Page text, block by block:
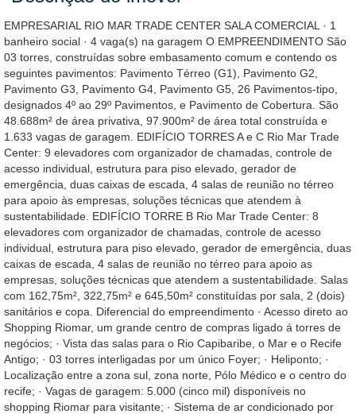
EMPRESARIAL RIO MAR TRADE CENTER SALA COMERCIAL · 1
banheiro social · 4 vaga(s) na garagem O EMPREENDIMENTO São
03 torres, construídas sobre embasamento comum e contendo os
seguintes pavimentos: Pavimento Térreo (G1), Pavimento G2,
Pavimento G3, Pavimento G4, Pavimento G5, 26 Pavimentos-tipo,
designados 4º ao 29º Pavimentos, e Pavimento de Cobertura. São
48.688m² de área privativa, 97.900m² de área total construída e
1.633 vagas de garagem. EDIFÍCIO TORRES A e C Rio Mar Trade
Center: 9 elevadores com organizador de chamadas, controle de
acesso individual, estrutura para piso elevado, gerador de
emergência, duas caixas de escada, 4 salas de reunião no térreo
para apoio às empresas, soluções técnicas que atendem à
sustentabilidade. EDIFÍCIO TORRE B Rio Mar Trade Center: 8
elevadores com organizador de chamadas, controle de acesso
individual, estrutura para piso elevado, gerador de emergência, duas
caixas de escada, 4 salas de reunião no térreo para apoio as
empresas, soluções técnicas que atendem a sustentabilidade. Salas
com 162,75m², 322,75m² e 645,50m² constituídas por sala, 2 (dois)
sanitários e copa. Diferencial do empreendimento · Acesso direto ao
Shopping Riomar, um grande centro de compras ligado á torres de
negócios; · Vista das salas para o Rio Capibaribe, o Mar e o Recife
Antigo; · 03 torres interligadas por um único Foyer; · Heliponto; ·
Localização entre a zona sul, zona norte, Pólo Médico e o centro do
recife; · Vagas de garagem: 5.000 (cinco mil) disponíveis no
shopping Riomar para visitante; · Sistema de ar condicionado por